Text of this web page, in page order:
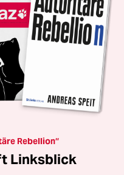
Rebellion“
Linksblick